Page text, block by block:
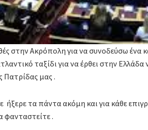
στην Ακρόπολη για να συνοδεύσω ένα
ταξίδι για να έρθει στην
Πατρίδας μας .
ήξερε τα πάντα ακόμη και για κάθε
φανταστείτε .